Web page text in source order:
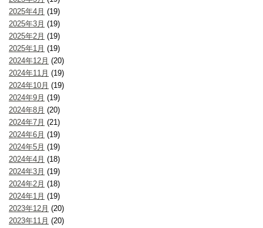
2025年4月 (19)
2025年3月 (19)
2025年2月 (19)
2025年1月 (19)
2024年12月 (20)
2024年11月 (19)
2024年10月 (19)
2024年9月 (19)
2024年8月 (20)
2024年7月 (21)
2024年6月 (19)
2024年5月 (19)
2024年4月 (18)
2024年3月 (19)
2024年2月 (18)
2024年1月 (19)
2023年12月 (20)
2023年11月 (20)